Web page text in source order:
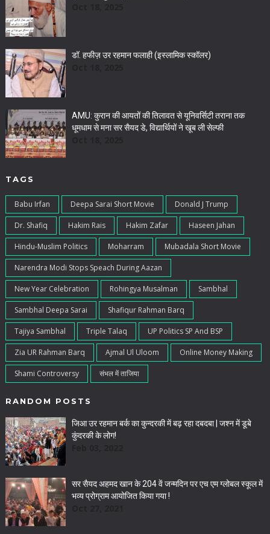
डॉ. हफीज़ उर रहमान फलाही (इस्लामिक स्कॉलर)
AMU: कुरान की आयतों की तिलावत से यूनिवर्सिटी तराना तक
धूमधाम से मना सर सैयद डे, विद्यार्थियों ने खूब ली सेल्फी
TAGS
Babu Irfan Deepa Sarai Short Movie Donald J Trump
Dr. Shafiq Hakim Rais Hakim Zafar Haseen Jahan
Hindu-Muslim Politics Moharram Mubadala Short Movie
Narendra Modi Stops Speach During Aazan
New Year Celebration Rohingya Musalman Sambhal
Sambhal Deepa Sarai Shafiqur Rahman Barq
Tajiya Sambhal Triple Talaq UP Politics SP And BSP
Zia UR Rahman Barq Ajmal Ul Uloom Online Money Making
Shami Controversy संभल में ताजिया
RANDOM POSTS
जिआ उर रहमान बर्क का कुन्दरकी में बढ़ रहा दबदबा | जश्न में डूबे
कुंदरकी के लोग!
सर सैयद अहमद खान के 204 वें जन्मदिन पर एच एम ग्लोबल स्कूल में
भव्य प्रोग्राम आयोजित किया गया !